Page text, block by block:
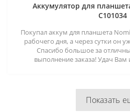
Аккумулятор для
C101034
Покупал аккум для планшета
рабочего дня, а через сутки он
Спасибо большое за
выполнение заказа! Удач Вам
Показать